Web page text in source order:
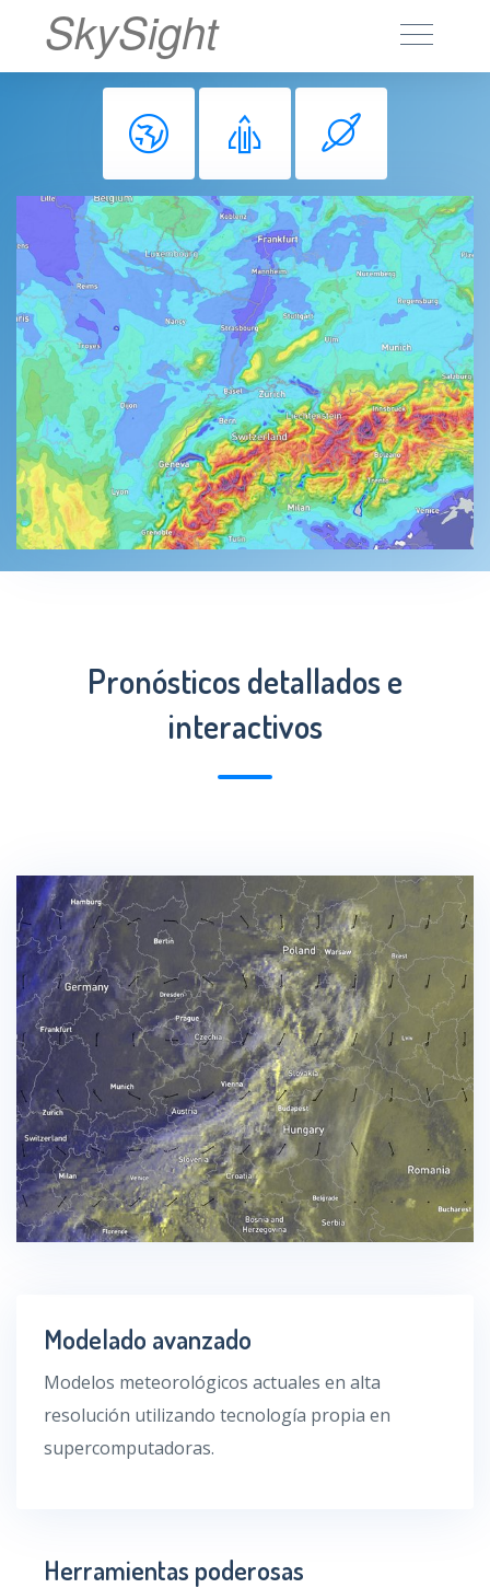
SkySight
Pronósticos detallados e
interactivos
Modelado avanzado
Modelos meteorológicos actuales en alta
resolución utilizando tecnología propia en
supercomputadoras.
Herramientas poderosas